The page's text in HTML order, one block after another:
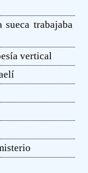
trabajaba
vertical